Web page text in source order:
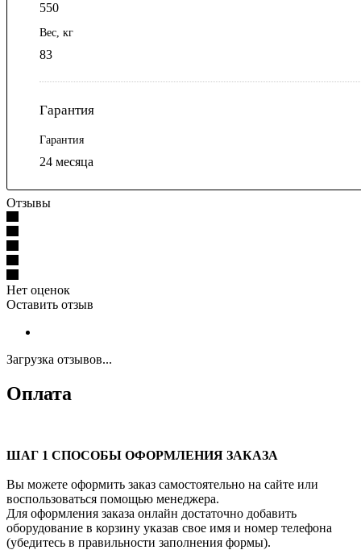
550
Вес, кг
83
Гарантия
Гарантия
24 месяца
Отзывы
Нет оценок
Оставить отзыв
Загрузка отзывов...
Оплата
ШАГ 1 СПОСОБЫ ОФОРМЛЕНИЯ ЗАКАЗА
Вы можете оформить заказ самостоятельно на сайте или
воспользоваться помощью менеджера.
Для оформления заказа онлайн достаточно добавить
оборудование в корзину указав свое имя и номер телефона
(убедитесь в правильности заполнения формы).